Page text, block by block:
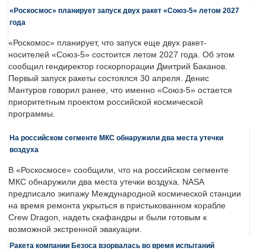
«Роскосмос» планирует запуск двух ракет «Союз-5» летом 2027
года
«Роскомос» планирует, что запуск еще двух ракет-
носителей «Союз-5» состоится летом 2027 года. Об этом
сообщил гендиректор госкорпорации Дмитрий Баканов.
Первый запуск ракеты состоялся 30 апреля. Денис
Мантуров говорил ранее, что именно «Союз-5» остается
приоритетным проектом российской космической
программы.
На российском сегменте МКС обнаружили два места утечки
воздуха
В «Роскосмосе» сообщили, что на российском сегменте
МКС обнаружили два места утечки воздуха. NASA
предписало экипажу Международной космической станции
на время ремонта укрыться в пристыкованном корабле
Crew Dragon, надеть скафандры и были готовым к
возможной экстренной эвакуации.
Ракета компании Безоса взорвалась во время испытаний